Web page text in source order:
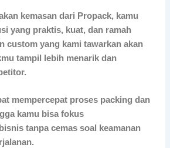
kemasan dari Propack, kamu
yang praktis, kuat, dan ramah
custom yang kami tawarkan akan
tampil lebih menarik dan
mempercepat proses packing dan
kamu bisa fokus
tanpa cemas soal keamanan